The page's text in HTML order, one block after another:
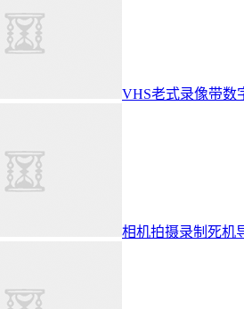
VHS老式录像带数
相机拍摄录制死机